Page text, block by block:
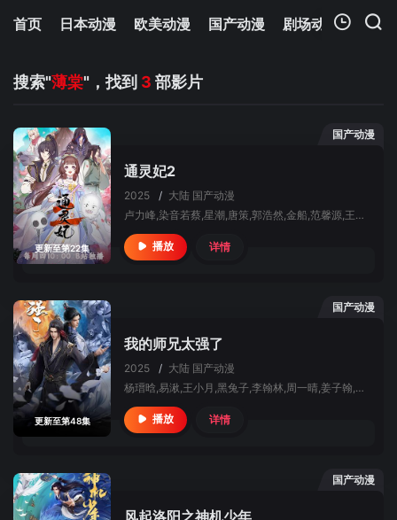
首页 日本动漫 欧美动漫 国产动漫 剧场动漫 追剧
搜索"薄棠"，找到 3 部影片
国产动漫
更新至第22集
通灵妃2
2025 / 大陆 国产动漫
卢力峰,染音若蔡,星潮,唐策,郭浩然,金船,范馨源,王辅平,江月,赵袭,朱祎,万纯,赵秋融,李沁纹,朱婧,林强,王聪,孙鹏,贺文潇,刘琮,路扬,李昊甲,薄棠,刘彦汐
播放 详情
国产动漫
更新至第48集
我的师兄太强了
2025 / 大陆 国产动漫
杨瑨晗,易湫,王小月,黑兔子,李翰林,周一晴,姜子翰,张文婕,家明,沈话桑,孙熹鹤,薄棠,闫子蔚,胡正健,赵哲豪,张胡子,唐策
播放 详情
国产动漫
风起洛阳之神机少年